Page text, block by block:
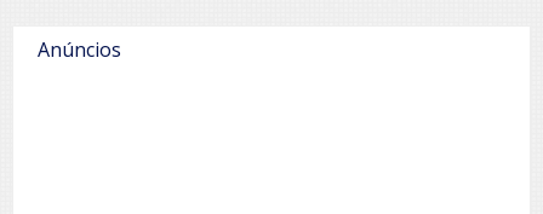
Anúncios